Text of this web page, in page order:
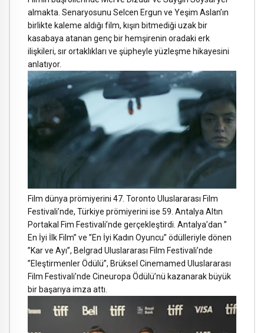
almakta. Senaryosunu Selcen Ergun ve Yeşim Aslan’ın
birlikte kaleme aldığı film, kışın bitmediği uzak bir
kasabaya atanan genç bir hemşirenin oradaki erk
ilişkileri, sır ortaklıkları ve şüpheyle yüzleşme hikayesini
anlatıyor.
Film dünya prömiyerini 47. Toronto Uluslararası Film
Festivali’nde, Türkiye prömiyerini ise 59. Antalya Altın
Portakal Fim Festivali’nde gerçekleştirdi. Antalya’dan ”
En İyi İlk Film” ve ”En İyi Kadın Oyuncu” ödülleriyle dönen
”Kar ve Ayı”, Belgrad Uluslararası Film Festivali’nde
”Eleştirmenler Ödülü”, Brüksel Cinemamed Uluslararası
Film Festivali’nde Cineuropa Ödülü’nü kazanarak büyük
bir başarıya imza attı.